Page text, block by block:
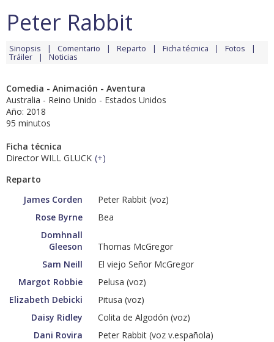
Peter Rabbit
Sinopsis Comentario Reparto Ficha técnica Fotos
Tráiler Noticias
Comedia - Animación - Aventura
Australia - Reino Unido - Estados Unidos
Año: 2018
95 minutos
Ficha técnica
Director WILL GLUCK (+)
Reparto
James Corden
Peter Rabbit (voz)
Rose Byrne
Bea
Domhnall
Gleeson
Thomas McGregor
Sam Neill
El viejo Señor McGregor
Margot Robbie
Pelusa (voz)
Elizabeth Debicki
Pitusa (voz)
Daisy Ridley
Colita de Algodón (voz)
Dani Rovira
Peter Rabbit (voz v.española)